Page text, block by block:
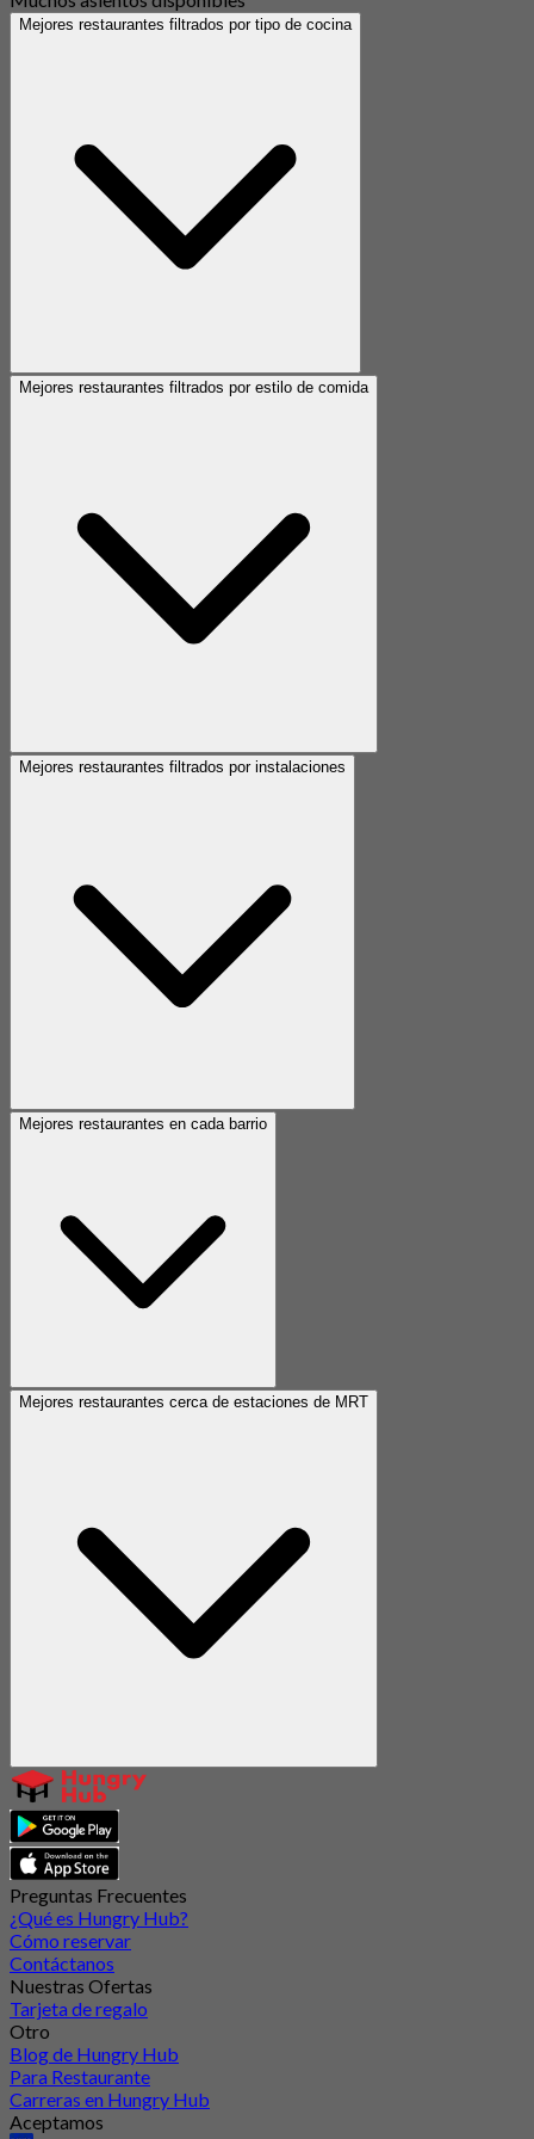
Mejores restaurantes filtrados por tipo de cocina
Mejores restaurantes filtrados por estilo de comida
Mejores restaurantes filtrados por instalaciones
Mejores restaurantes en cada barrio
Mejores restaurantes cerca de estaciones de MRT
Preguntas Frecuentes
¿Qué es Hungry Hub?
Cómo reservar
Contáctanos
Nuestras Ofertas
Tarjeta de regalo
Otro
Blog de Hungry Hub
Para Restaurante
Carreras en Hungry Hub
Aceptamos